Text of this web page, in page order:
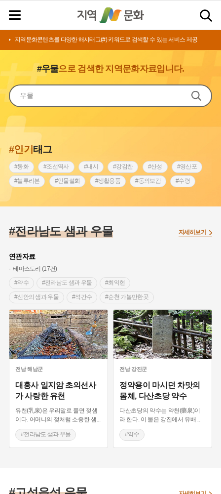
지역문화콘텐츠를 다양한 해시태그(#) 키워드로 검색할 수 있는 서비스 제공
#우물으로 검색한 지역문화자료입니다.
#인기태그
#동화 #조선역사 #내시 #강감찬 #산성 #영산포
#블루리본 #인물설화 #생활용품 #동의보감 #수령
#염전 #종로구 #애민 #갯벌 #의병활동
#성곽
#설화 #조선 시대 사회
#온라인 생활사박물관 #3.1운동 #원호원두표묘역
#여성독립운동가 #지역의 오래된 가게 #부산
#임시의정원 #김마리아 #고구마 #어린이역사콘텐츠
#고구려 #여성 독립운동가 #경기도설화 #독립운동가
#단지 #내성 #28독립선언 #지명유래 #강동구
#용인의 전설 #끈기 #제주도설화 #전설 #나주
#강진 #먼우금
#바위설화 #왕건 #공예품 #강서구 #전라남도 지명유래
#상서리 오재호 #용인
#전라남도 샘과 우물
연관자료
테마스토리 (17건)
#약수
#전라남도 샘과 우물 #최익현
#신안의 샘과 우물 #석간수 #순천 가볼만한곳
#우물 #신안 지명유래 #도깨비
#장흥 지명유래 #전라남도 마을이야기
#전라남도 지명유래
자세히보기
전남해남군
대흥사 일지암 초의선사
가 사랑한 유천
유천(乳泉)은 우리말로 풀면 젖샘
이다. 어머니의 젖처럼 소중한 샘
#전라남도 샘과 우물
전남 강진군
정약용이 마시던 차맛의
몸체, 다산초당 약수
다산초당의 약수는 약천(藥泉)이
라 한다. 이 물은 강진에서 유배
#약수
#전라남도 샘과 우물